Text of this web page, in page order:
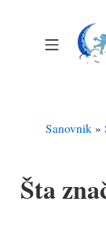
Mobile
Sanovnik»
Šta